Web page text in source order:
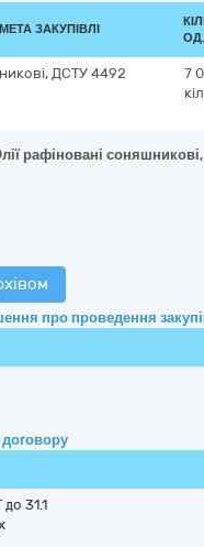
ЗАКУПІВЛІ
ДСТУ 4492
7
рафіновані
про проведення
31.1